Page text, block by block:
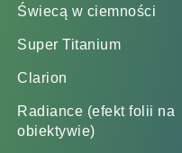
Świecą w ciemności
Super Titanium
Clarion
Radiance (efekt folii na
obiektywie)